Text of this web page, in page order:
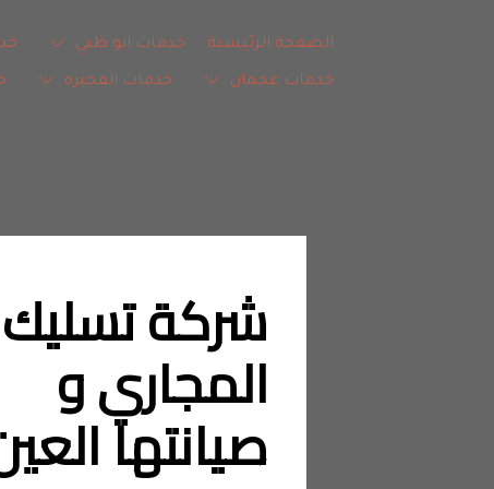
الصفحة الرئيسية خدمات ابو ظبي
خدمات عجمان خدمات الفجيره
المجاري و
صيانتها